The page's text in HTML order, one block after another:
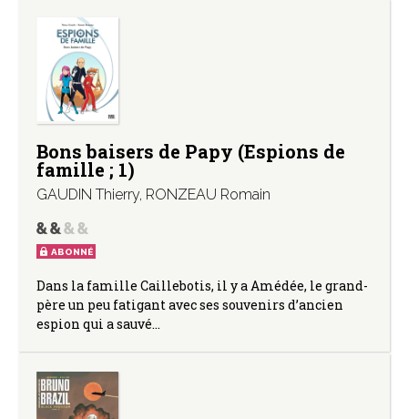
Bons baisers de Papy (Espions de
famille ; 1)
GAUDIN Thierry, RONZEAU Romain
ABONNÉ
Dans la famille Caillebotis, il y a Amédée, le grand-
père un peu fatigant avec ses souvenirs d’ancien
espion qui a sauvé…